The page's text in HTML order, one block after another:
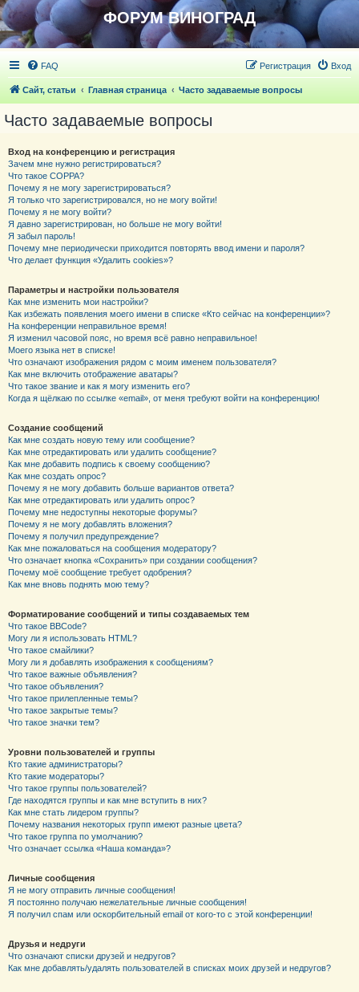
ФОРУМ ВИНОГРАД
FAQ Вход
Регистрация
Сайт, статьи Главная страница Часто задаваемые вопросы
Часто задаваемые вопросы
Вход на конференцию и регистрация
Зачем мне нужно регистрироваться?
Что такое COPPA?
Почему я не могу зарегистрироваться?
Я только что зарегистрировался, но не могу войти!
Почему я не могу войти?
Я давно зарегистрирован, но больше не могу войти!
Я забыл пароль!
Почему мне периодически приходится повторять ввод имени и пароля?
Что делает функция «Удалить cookies»?
Параметры и настройки пользователя
Как мне изменить мои настройки?
Как избежать появления моего имени в списке «Кто сейчас на конференции»?
На конференции неправильное время!
Я изменил часовой пояс, но время всё равно неправильное!
Моего языка нет в списке!
Что означают изображения рядом с моим именем пользователя?
Как мне включить отображение аватары?
Что такое звание и как я могу изменить его?
Когда я щёлкаю по ссылке «email», от меня требуют войти на конференцию!
Создание сообщений
Как мне создать новую тему или сообщение?
Как мне отредактировать или удалить сообщение?
Как мне добавить подпись к своему сообщению?
Как мне создать опрос?
Почему я не могу добавить больше вариантов ответа?
Как мне отредактировать или удалить опрос?
Почему мне недоступны некоторые форумы?
Почему я не могу добавлять вложения?
Почему я получил предупреждение?
Как мне пожаловаться на сообщения модератору?
Что означает кнопка «Сохранить» при создании сообщения?
Почему моё сообщение требует одобрения?
Как мне вновь поднять мою тему?
Форматирование сообщений и типы создаваемых тем
Что такое BBCode?
Могу ли я использовать HTML?
Что такое смайлики?
Могу ли я добавлять изображения к сообщениям?
Что такое важные объявления?
Что такое объявления?
Что такое прилепленные темы?
Что такое закрытые темы?
Что такое значки тем?
Уровни пользователей и группы
Кто такие администраторы?
Кто такие модераторы?
Что такое группы пользователей?
Где находятся группы и как мне вступить в них?
Как мне стать лидером группы?
Почему названия некоторых групп имеют разные цвета?
Что такое группа по умолчанию?
Что означает ссылка «Наша команда»?
Личные сообщения
Я не могу отправить личные сообщения!
Я постоянно получаю нежелательные личные сообщения!
Я получил спам или оскорбительный email от кого-то с этой конференции!
Друзья и недруги
Что означают списки друзей и недругов?
Как мне добавлять/удалять пользователей в списках моих друзей и недругов?